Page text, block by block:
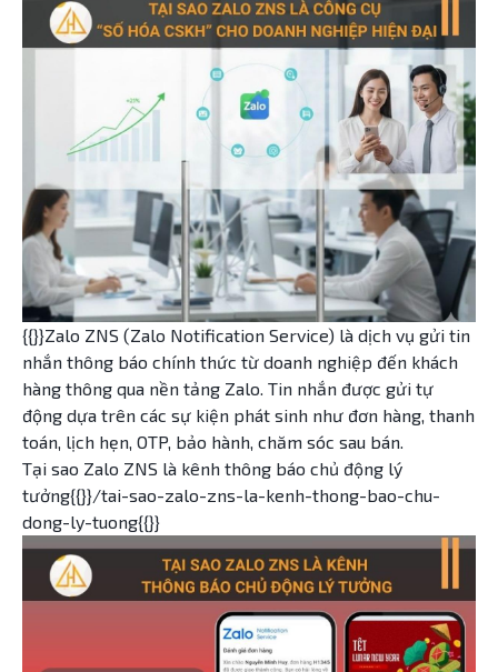
{{}}Zalo ZNS (Zalo Notification Service) là dịch vụ gửi tin
nhắn thông báo chính thức từ doanh nghiệp đến khách
hàng thông qua nền tảng Zalo. Tin nhắn được gửi tự
động dựa trên các sự kiện phát sinh như đơn hàng, thanh
toán, lịch hẹn, OTP, bảo hành, chăm sóc sau bán.
Tại sao Zalo ZNS là kênh thông báo chủ động lý
tưởng{{}}/tai-sao-zalo-zns-la-kenh-thong-bao-chu-
dong-ly-tuong{{}}